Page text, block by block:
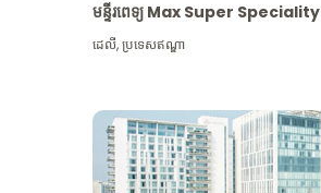
មន្ទីរពេទ្យ Max Super Speciality
ដេលី,ប្រទេសឥណ្ឌា